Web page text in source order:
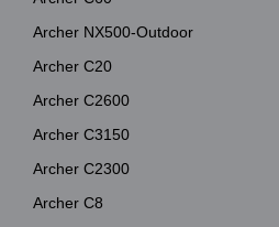
Archer NX500-Outdoor
Archer C20
Archer C2600
Archer C3150
Archer C2300
Archer C8